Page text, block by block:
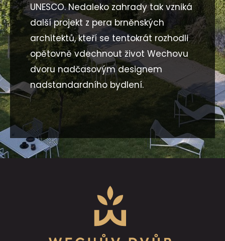
UNESCO. Nedaleko zahrady tak vzniká
další projekt z pera brněnských
architektů, kteří se tentokrát rozhodli
opětovně vdechnout život Wechovu
dvoru nadčasovým designem
nadstandardního bydlení.